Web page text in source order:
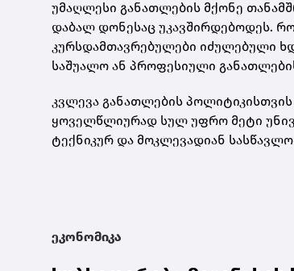
უმაღლესი განათლების მქონე
დაბალ დონესაც უკავშირდებოდეს.
კურსდამთავრებულები იძულებული
საშუალო ან პროფესიული
კვლევა განათლების პოლიტიკისთვის
ყოველწლიურად სულ უფრო მეტი
ტექნიკურ და მოკლევადიან
ეკონომიკა